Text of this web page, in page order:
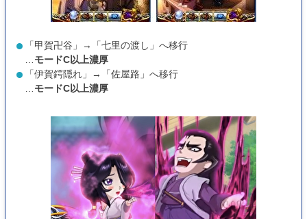
「甲賀卍谷」→「七里の渡し」へ移行
…モードC以上濃厚
「伊賀鍔隠れ」→「佐屋路」へ移行
…モードC以上濃厚